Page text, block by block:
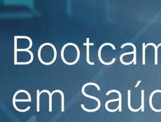
em